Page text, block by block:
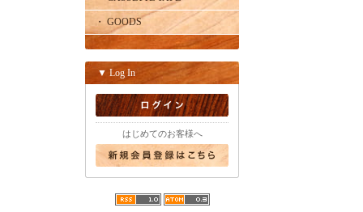
・ GOODS
▼ Log In
はじめてのお客様へ